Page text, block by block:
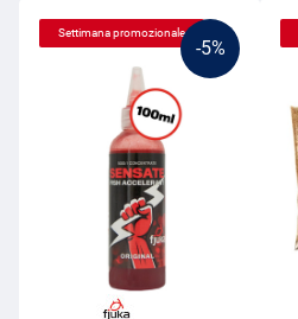
-5%
Settimana promozionale